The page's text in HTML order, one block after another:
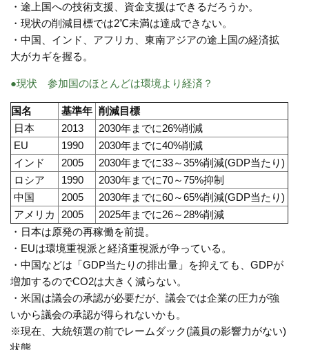
・途上国への技術支援、資金支援はできるだろうか。
・現状の削減目標では2℃未満は達成できない。
・中国、インド、アフリカ、東南アジアの途上国の経済拡
大がカギを握る。
●現状 参加国のほとんどは環境より経済？
国名 基準年 削減目標
日本
2013
2030年までに26%削減
EU
1990
2030年までに40%削減
インド
2005
2030年までに33～35%削減(GDP当たり)
ロシア
1990
2030年までに70～75%抑制
中国
2005
2030年までに60～65%削減(GDP当たり)
アメリカ
2005
2025年までに26～28%削減
・日本は原発の再稼働を前提。
・EUは環境重視派と経済重視派が争っている。
・中国などは「GDP当たりの排出量」を抑えても、GDPが
増加するのでCO2は大きく減らない。
・米国は議会の承認が必要だが、議会では企業の圧力が強
いから議会の承認が得られないかも。
※現在、大統領選の前でレームダック(議員の影響力がない)